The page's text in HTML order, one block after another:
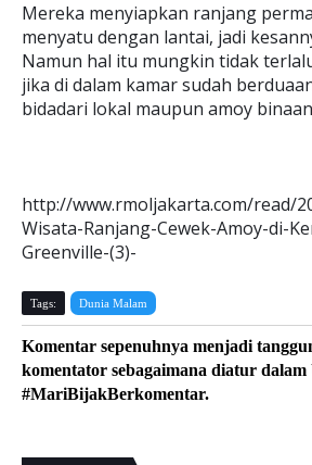
Mereka menyiapkan ranjang
menyatu dengan lantai, jadi
Namun hal itu mungkin tidak
jika di dalam kamar sudah
bidadari lokal maupun amoy binaan
http://www.rmoljakarta.com/read/
Wisata-Ranjang-Cewek-Amoy-di-
Greenville-(3)-
Tags: Dunia Malam
Komentar sepenuhnya menjadi
komentator sebagaimana diatur
#MariBijakBerkomentar.